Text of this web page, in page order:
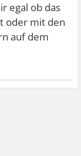
egal ob das
oder mit den
auf dem